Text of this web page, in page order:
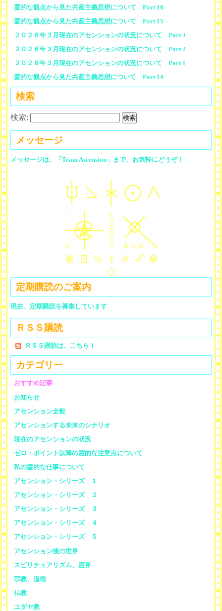
霊的な観点から見た共産主義思想について Part 16
霊的な観点から見た共産主義思想について Part 15
２０２６年３月現在のアセンションの状況について Part 3
２０２６年３月現在のアセンションの状況について Part 2
２０２６年３月現在のアセンションの状況について Part 1
霊的な観点から見た共産主義思想について Part 14
検索
検索:
メッセージ
メッセージは、「Team Ascension」まで、お気軽にどうぞ！
定期購読のご案内
現在、定期購読を募集しています
ＲＳＳ購読
ＲＳＳ購読は、こちら！
カテゴリー
おすすめ記事
お知らせ
アセンション全般
アセンションする未来のシナリオ
現在のアセンションの状況
ゼロ・ポイント以降の霊的な注意点について
私の霊的な仕事について
アセンション・シリーズ １
アセンション・シリーズ ２
アセンション・シリーズ ３
アセンション・シリーズ ４
アセンション・シリーズ ５
アセンション後の世界
スピリチュアリズム、霊界
宗教、道徳
仏教
ユダヤ教